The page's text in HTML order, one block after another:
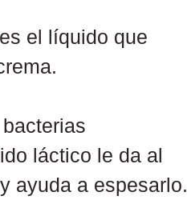
el líquido que
láctico le da al
ayuda a espesarlo.